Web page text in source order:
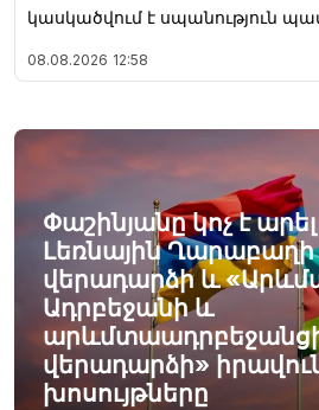
կասկածվում է սպանություն
08.08.2026 12:58
Փաշինյանը կոչ է
Լեռնային Ղարաբաղի
վերադարձի և
Ադրբեջանի և
վերադարձի»
խոսույթները